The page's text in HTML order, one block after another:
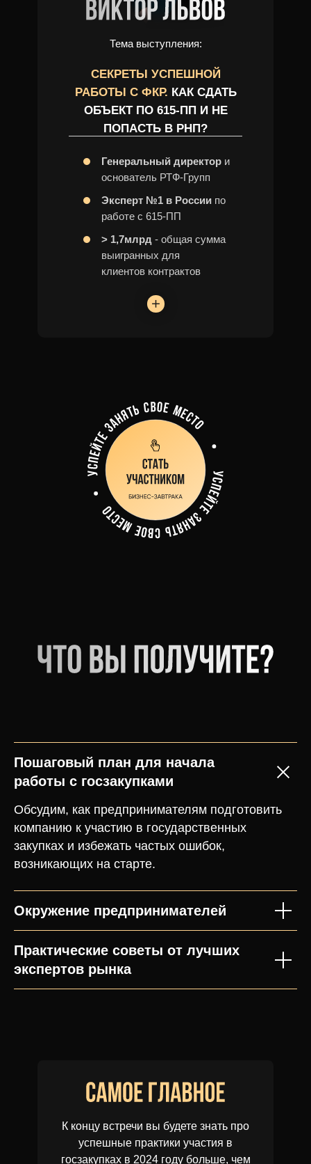
Тема выступления:
СЕКРЕТЫ УСПЕШНОЙ
РАБОТЫ С ФКР. КАК СДАТЬ
ОБЪЕКТ ПО 615-ПП И НЕ
ПОПАСТЬ В РНП?
Генеральный директор и
основатель РТФ-Групп
Эксперт №1 в России по
работе с 615-ПП
> 1,7млрд - общая сумма
выигранных для
клиентов контрактов
Пошаговый план для начала
работы с госзакупками
Обсудим, как предпринимателям подготовить
компанию к участию в государственных
закупках и избежать частых ошибок,
возникающих на старте.
Окружение предпринимателей
Практические советы от лучших
экспертов рынка
К концу встречи вы будете знать про
успешные практики участия в
госзакупках в 2024 году больше, чем